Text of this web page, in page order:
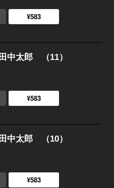
¥583
中太郎 （11）
¥583
中太郎 （10）
¥583